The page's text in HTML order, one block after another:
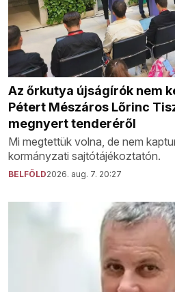
Az őrkutya újságírók nem
Pétert Mészáros Lőrinc
megnyert tenderéről
Mi megtettük volna, de nem
kormányzati sajtótájékoztatón.
BELFÖLD2026. aug. 7. 20:27